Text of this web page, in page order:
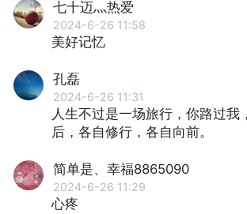
七十迈灬热爱
2024-6-26 11:58
美好记忆
孔磊
2024-6-26 11:31
人生不过是一场旅行，你路过我
后，各自修行，各自向前。
简单是、幸福8865090
2024-6-26 11:29
心疼